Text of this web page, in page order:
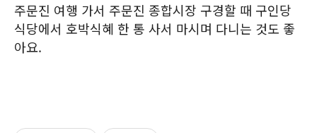
주문진 여행 가서 주문진 종합시장 구경할 때 구인당
식당에서 호박식혜 한 통 사서 마시며 다니는 것도 좋
아요.